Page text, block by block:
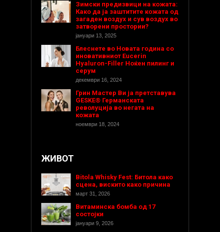
Зимски предизвици на кожата:
Како да ја заштитите кожата од
загаден воздух и сув воздух во
затворени простории?
јануари 13, 2025
Блеснете во Новата година со
иновативниот Eucerin
Hyaluron-Filler Ноќен пилинг и
серум
декември 16, 2024
Грин Мастер Ви ја претставува
GESKE® Германската
револуција во негата на
кожата
ноември 18, 2024
ЖИВОТ
Bitola Whisky Fest: Битола како
сцена, вискито како причина
март 31, 2026
Витаминска бомба од 17
состојки
јануари 9, 2026